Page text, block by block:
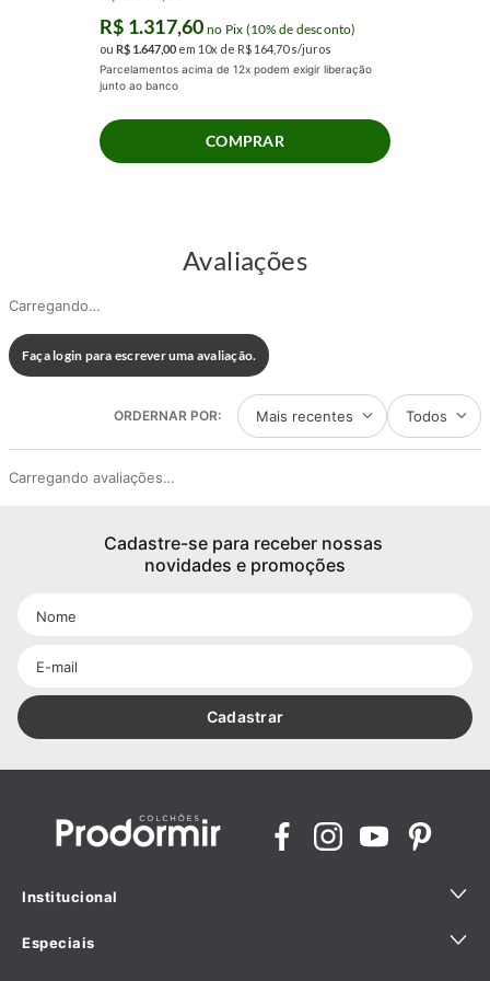
R$ 1.317,60 no Pix (10% de desconto)
ou R$ 1.64700 em 10x de R$ 16470s/juros
Parcelamentos acima de 12x podem exigir liberação
junto ao banco
COMPRAR
Avaliações
Carregando…
Faça login para escrever uma avaliação.
Mais recentes Todos
Carregando avaliações…
Cadastre-se para receber nossas
novidades e promoções
Cadastrar
Institucional
Quem Somos
Especiais